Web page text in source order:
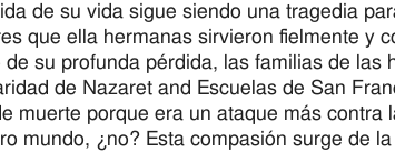
de su vida sigue siendo una tragedia
que ella hermanas sirvieron fielmente y
su profunda pérdida, las familias de las
de Nazaret and Escuelas de San
muerte porque era un ataque más contra
mundo, ¿no? Esta compasión surge de